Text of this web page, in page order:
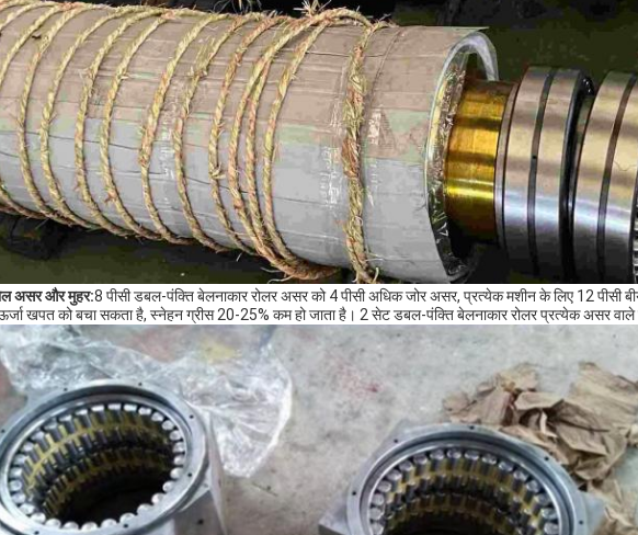
असर और मुहर:8 पीसी डबल-पंक्ति बेलनाकार रोलर असर को 4 पीसी अधिक जोर असर, प्रत्येक मशीन के लिए 12 पीसी
खपत को बचा सकता है, स्नेहन ग्रीस 20-25% कम हो जाता है। 2 सेट डबल-पंक्ति बेलनाकार रोलर प्रत्येक असर वाले